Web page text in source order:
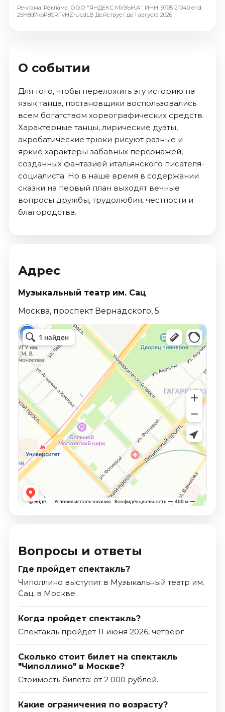
Октябрь 2026
Октябрь 2026
События
Август 2026
Сентябрь 2026
Октябрь 2026
Ноябрь 2026
Декабрь 2026
Площадки
Реклама. Реклама. ООО "ЯНДЕКС МУЗЫКА", ИНН: 9705121040 erid:
25H8d7vbP8SRTvHZrUcdLB Действует до 1 августа 2026
О событии
Для того, чтобы переложить эту историю на
язык танца, постановщики воспользовались
всем богатством хореографических средств.
Характерные танцы, лирические дуэты,
акробатические трюки рисуют разные и
яркие характеры забавных персонажей,
созданных фантазией итальянского писателя-
социалиста. Но в наше время в содержании
сказки на первый план выходят вечные
вопросы дружбы, трудолюбия, честности и
благородства.
Адрес
Музыкальный театр им. Сац
Москва, проспект Вернадского, 5
Вопросы и ответы
Где пройдет спектакль?
Чиполлино выступит в Музыкальный театр им.
Сац, в Москве.
Когда пройдет спектакль?
Спектакль пройдет 11 июня 2026, четверг.
Сколько стоит билет на спектакль
"Чиполлино" в Москве?
Стоимость билета: от 2 000 рублей.
Какие ограничения по возрасту?